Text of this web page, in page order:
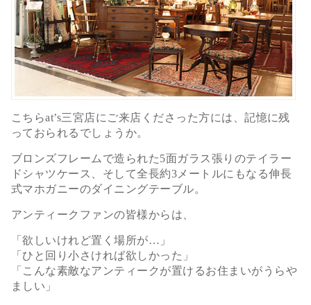
こちらat’s三宮店にご来店くださった方には、記憶に残
っておられるでしょうか。
ブロンズフレームで造られた5面ガラス張りのテイラー
ドシャツケース、そして全長約3メートルにもなる伸長
式マホガニーのダイニングテーブル。
アンティークファンの皆様からは、
「欲しいけれど置く場所が…」
「ひと回り小さければ欲しかった」
「こんな素敵なアンティークが置けるお住まいがうらや
ましい」